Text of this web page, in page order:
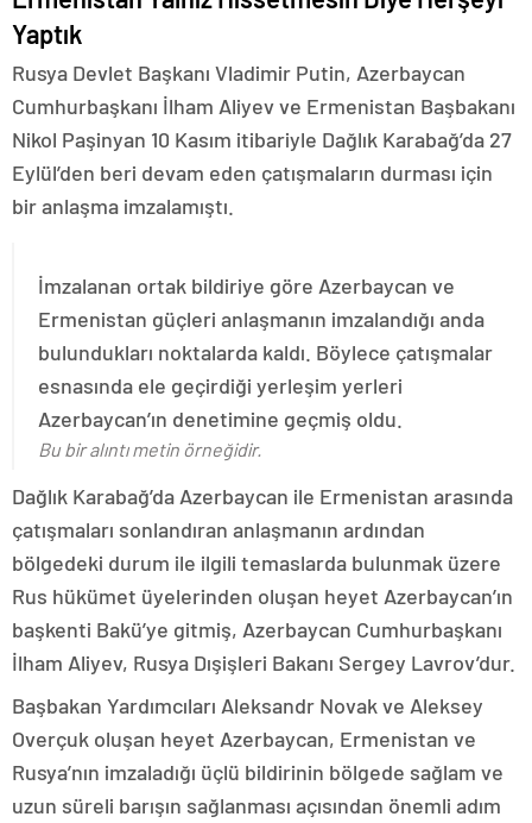
Yaptık
Rusya Devlet Başkanı Vladimir Putin, Azerbaycan
Cumhurbaşkanı İlham Aliyev ve Ermenistan Başbakanı
Nikol Paşinyan 10 Kasım itibariyle Dağlık Karabağ’da 27
Eylül’den beri devam eden çatışmaların durması için
bir anlaşma imzalamıştı.
İmzalanan ortak bildiriye göre Azerbaycan ve
Ermenistan güçleri anlaşmanın imzalandığı anda
bulundukları noktalarda kaldı. Böylece çatışmalar
esnasında ele geçirdiği yerleşim yerleri
Azerbaycan’ın denetimine geçmiş oldu.
Bu bir alıntı metin örneğidir.
Dağlık Karabağ’da Azerbaycan ile Ermenistan arasında
çatışmaları sonlandıran anlaşmanın ardından
bölgedeki durum ile ilgili temaslarda bulunmak üzere
Rus hükümet üyelerinden oluşan heyet Azerbaycan’ın
başkenti Bakü’ye gitmiş, Azerbaycan Cumhurbaşkanı
İlham Aliyev, Rusya Dışişleri Bakanı Sergey Lavrov’dur.
Başbakan Yardımcıları Aleksandr Novak ve Aleksey
Overçuk oluşan heyet Azerbaycan, Ermenistan ve
Rusya’nın imzaladığı üçlü bildirinin bölgede sağlam ve
uzun süreli barışın sağlanması açısından önemli adım